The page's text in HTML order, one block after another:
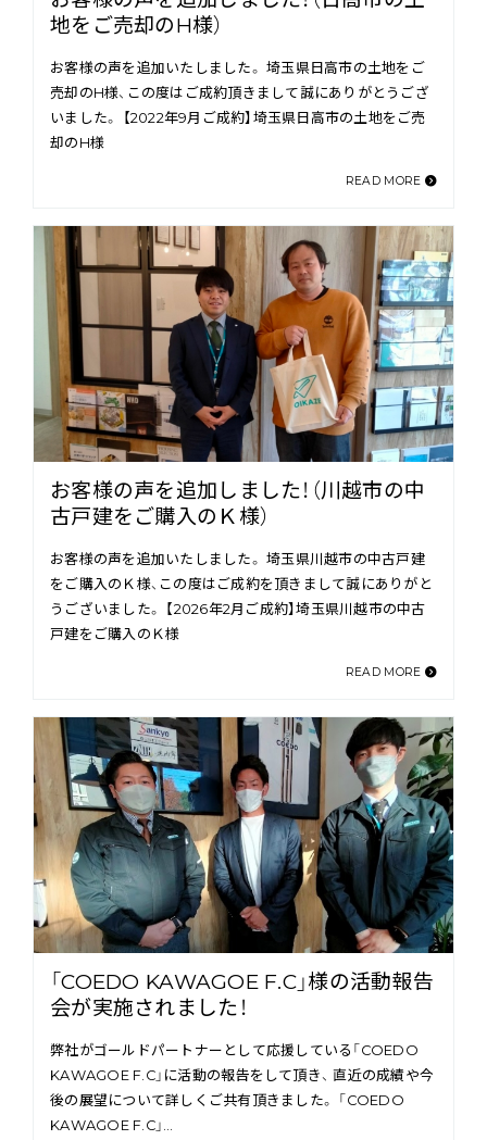
地をご売却のH様）
お客様の声を追加いたしました。 埼玉県日高市の土地をご
売却のH様、この度はご成約頂きまして誠にありがとうござ
いました。 【2022年9月ご成約】埼玉県日高市の土地をご売
却のH様
READ MORE
お客様の声を追加しました！（川越市の中
古戸建をご購入のＫ様）
お客様の声を追加いたしました。 埼玉県川越市の中古戸建
をご購入のＫ様、この度はご成約を頂きまして誠にありがと
うございました。 【2026年2月ご成約】埼玉県川越市の中古
戸建をご購入のＫ様
READ MORE
「COEDO KAWAGOE F.C」様の活動報告
会が実施されました！
弊社がゴールドパートナーとして応援している「COEDO
KAWAGOE F.C」に活動の報告をして頂き、 直近の成績や今
後の展望について詳しくご共有頂きました。 「COEDO
KAWAGOE F.C」…